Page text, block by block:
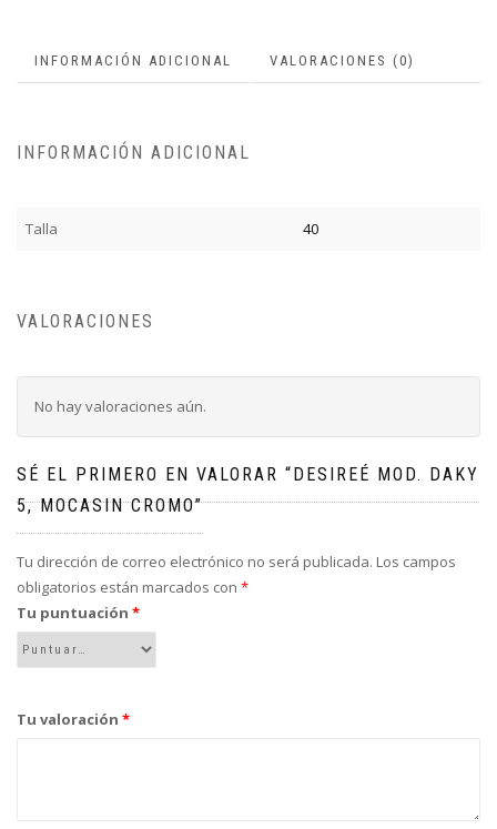
INFORMACIÓN ADICIONAL VALORACIONES (0)
INFORMACIÓN ADICIONAL
Talla 40
VALORACIONES
No hay valoraciones aún.
SÉ EL PRIMERO EN VALORAR “DESIREÉ MOD. DAKY
5, MOCASIN CROMO”
Tu dirección de correo electrónico no será publicada. Los campos
obligatorios están marcados con *
Tu puntuación *
Tu valoración *